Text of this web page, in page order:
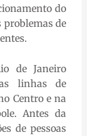
do
de
de Janeiro
linhas de
Centro e na
Antes da
de pessoas